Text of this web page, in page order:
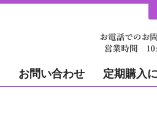
お問い合わせ 定期購入